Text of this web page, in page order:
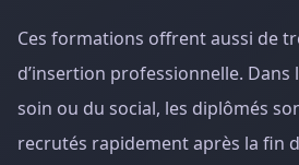
Ces formations offrent aussi de
d’insertion professionnelle. Dans
soin ou du social, les diplômés
recrutés rapidement après la fin